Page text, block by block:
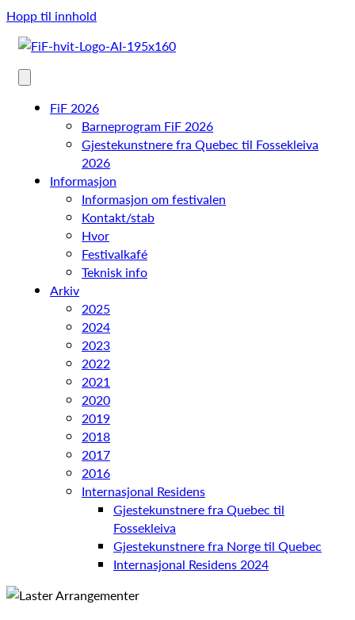
Hopp til innhold
FiF 2026
Barneprogram FiF 2026
Gjestekunstnere fra Quebec til Fossekleiva
2026
Informasjon
Informasjon om festivalen
Kontakt/stab
Hvor
Festivalkafé
Teknisk info
Arkiv
2025
2024
2023
2022
2021
2020
2019
2018
2017
2016
Internasjonal Residens
Gjestekunstnere fra Quebec til
Fossekleiva
Gjestekunstnere fra Norge til Quebec
Internasjonal Residens 2024